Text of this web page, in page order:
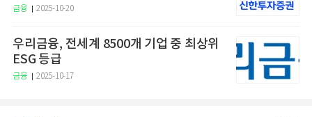
금융 2025-10-20
우리금융, 전세계 8500개 기업 중 최상위
ESG 등급
금융 2025-10-17